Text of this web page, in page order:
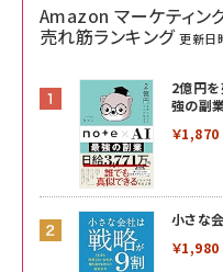
Amazon マーケティン
売れ筋ランキング 更新日
2億円
強の副業
￥1,870
小さな
￥1,980